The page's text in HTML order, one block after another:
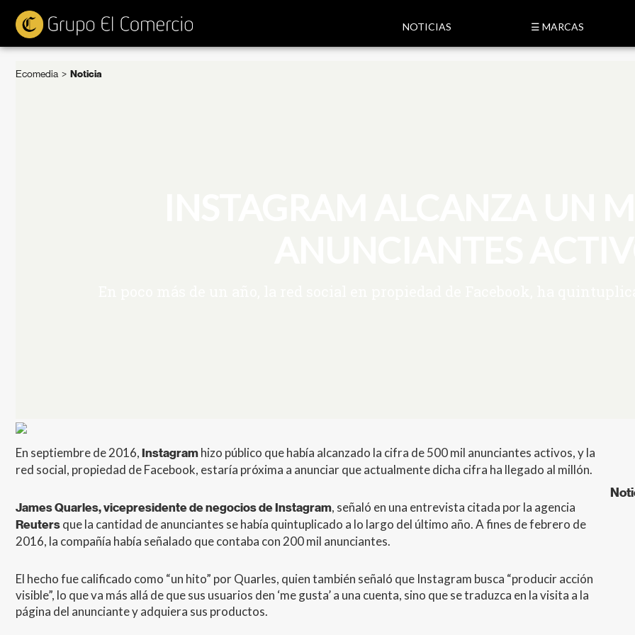
NOTICIAS ☰ MARCAS
Ecomedia > Noticia
En septiembre de 2016, Instagram hizo público que había alcanzado la cifra de 500 mil anunciantes activos, y la
red social, propiedad de Facebook, estaría próxima a anunciar que actualmente dicha cifra ha llegado al millón.
James Quarles, vicepresidente de negocios de Instagram, señaló en una entrevista citada por la agencia
Reuters que la cantidad de anunciantes se había quintuplicado a lo largo del último año. A fines de febrero de
2016, la compañía había señalado que contaba con 200 mil anunciantes.
El hecho fue calificado como “un hito” por Quarles, quien también señaló que Instagram busca “producir acción
visible”, lo que va más allá de que sus usuarios den ‘me gusta’ a una cuenta, sino que se traduzca en la visita a la
página del anunciante y adquiera sus productos.